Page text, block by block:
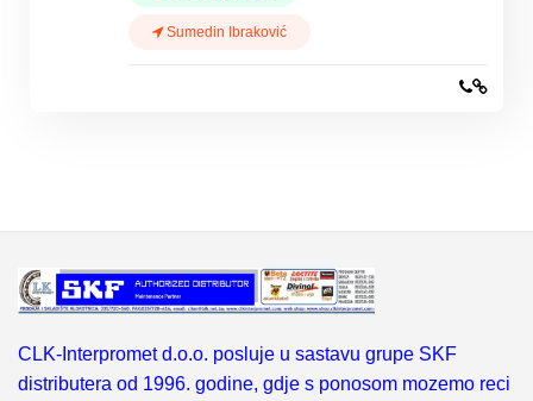
Sumedin Ibraković
CLK-Interpromet d.o.o. posluje u sastavu grupe SKF
distributera od 1996. godine, gdje s ponosom mozemo reci